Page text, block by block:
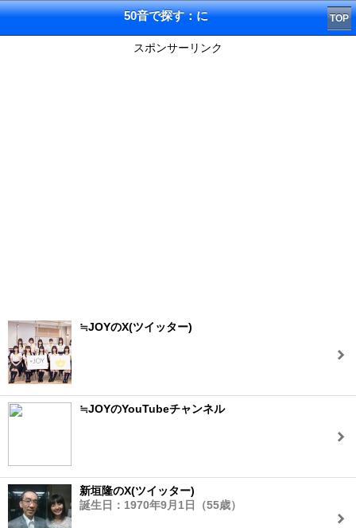
50音で探す：に TOP
スポンサーリンク
≒JOYのX(ツイッター)
≒JOYのYouTubeチャンネル
新垣隆のX(ツイッター)
誕生日：1970年9月1日（55歳）